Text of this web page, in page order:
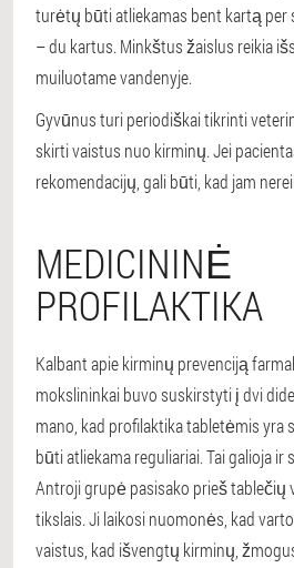
turėtų būti atliekamas bent kartą per
– du kartus. Minkštus žaislus reikia
muiluotame vandenyje.
Gyvūnus turi periodiškai tikrinti
skirti vaistus nuo kirminų. Jei
rekomendacijų, gali būti, kad jam
MEDICININĖ
PROFILAKTIKA
Kalbant apie kirminų prevenciją
mokslininkai buvo suskirstyti į dvi
mano, kad profilaktika tabletėmis yra
būti atliekama reguliariai. Tai galioja ir
Antroji grupė pasisako prieš tablečių
tikslais. Ji laikosi nuomonės, kad
vaistus, kad išvengtų kirminų,